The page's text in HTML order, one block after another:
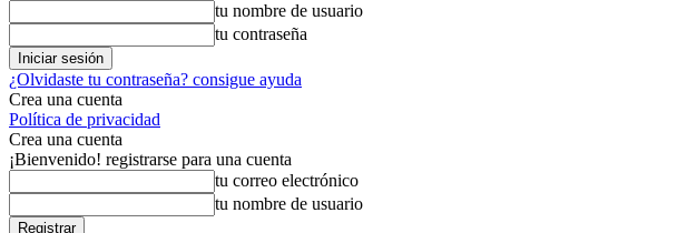
tu nombre de usuario
tu contraseña
¿Olvidaste tu contraseña? consigue ayuda
Crea una cuenta
Política de privacidad
Crea una cuenta
¡Bienvenido! registrarse para una cuenta
tu correo electrónico
tu nombre de usuario